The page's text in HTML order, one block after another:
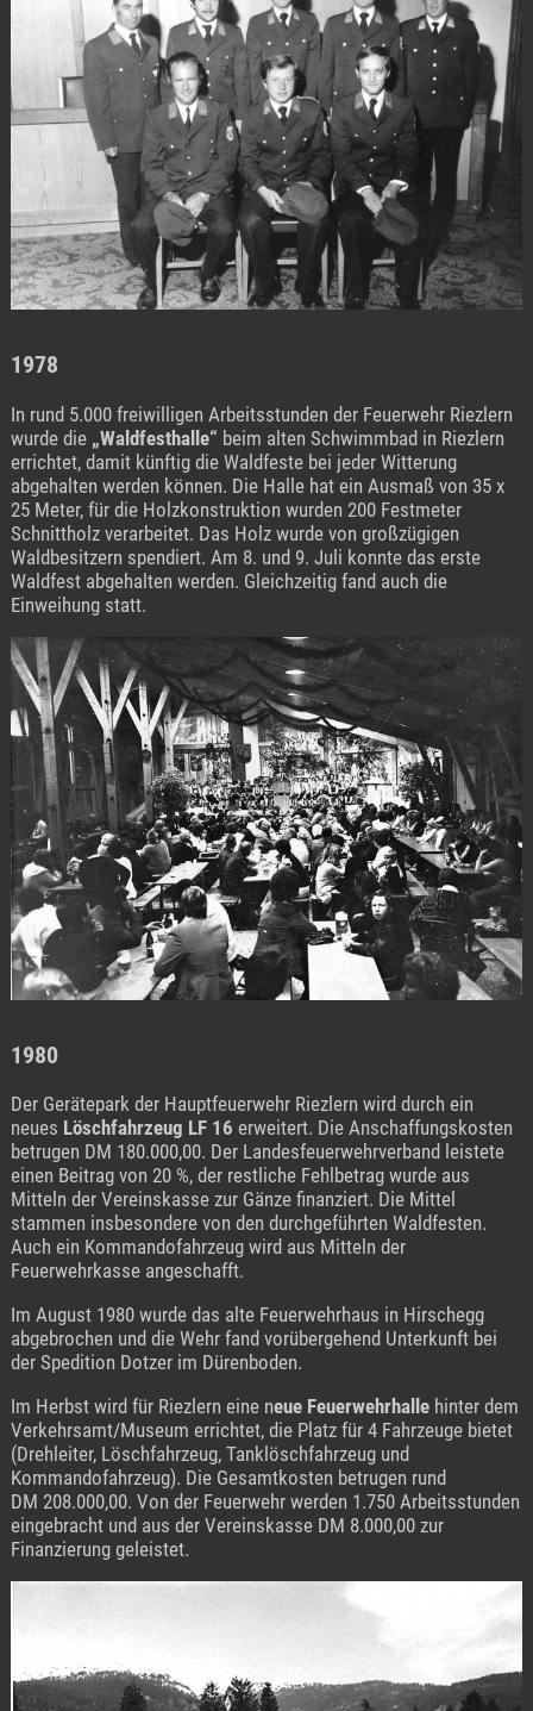
1978
In rund 5.000 freiwilligen Arbeitsstunden der Feuerwehr Riezlern
wurde die „Waldfesthalle“ beim alten Schwimmbad in Riezlern
errichtet, damit künftig die Waldfeste bei jeder Witterung
abgehalten werden können. Die Halle hat ein Ausmaß von 35 x
25 Meter, für die Holzkonstruktion wurden 200 Festmeter
Schnittholz verarbeitet. Das Holz wurde von großzügigen
Waldbesitzern spendiert. Am 8. und 9. Juli konnte das erste
Waldfest abgehalten werden. Gleichzeitig fand auch die
Einweihung statt.
1980
Der Gerätepark der Hauptfeuerwehr Riezlern wird durch ein
neues Löschfahrzeug LF 16 erweitert. Die Anschaffungskosten
betrugen DM 180.000,00. Der Landesfeuerwehrverband leistete
einen Beitrag von 20 %, der restliche Fehlbetrag wurde aus
Mitteln der Vereinskasse zur Gänze finanziert. Die Mittel
stammen insbesondere von den durchgeführten Waldfesten.
Auch ein Kommandofahrzeug wird aus Mitteln der
Feuerwehrkasse angeschafft.
Im August 1980 wurde das alte Feuerwehrhaus in Hirschegg
abgebrochen und die Wehr fand vorübergehend Unterkunft bei
der Spedition Dotzer im Dürenboden.
Im Herbst wird für Riezlern eine neue Feuerwehrhallehinter dem
Verkehrsamt/Museum errichtet, die Platz für 4 Fahrzeuge bietet
(Drehleiter, Löschfahrzeug, Tanklöschfahrzeug und
Kommandofahrzeug). Die Gesamtkosten betrugen rund
DM 208.000,00. Von der Feuerwehr werden 1.750 Arbeitsstunden
eingebracht und aus der Vereinskasse DM 8.000,00 zur
Finanzierung geleistet.